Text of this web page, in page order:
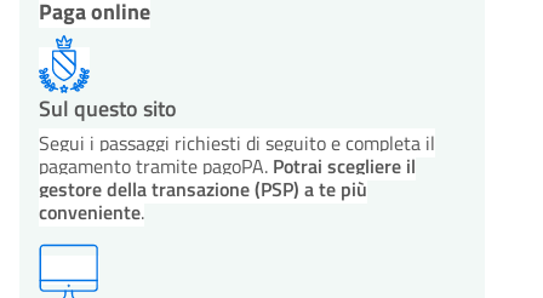
Paga online
Sul questo sito
Segui i passaggi richiesti di seguito e completa il
pagamento tramite pagoPA. Potrai scegliere il
gestore della transazione (PSP) a te più
conveniente.